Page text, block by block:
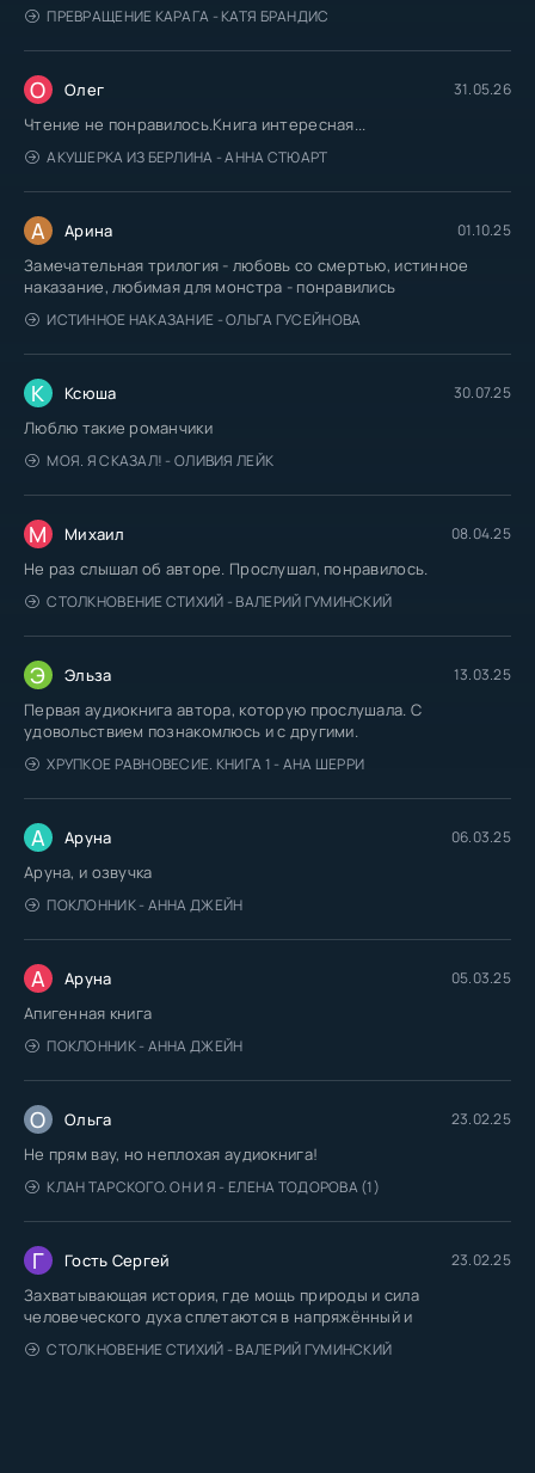
ПРЕВРАЩЕНИЕ КАРАГА - КАТЯ БРАНДИС
О Олег 31.05.26
Чтение не понравилось.Книга интересная...
АКУШЕРКА ИЗ БЕРЛИНА - АННА СТЮАРТ
А Арина 01.10.25
Замечательная трилогия - любовь со смертью, истинное
наказание, любимая для монстра - понравились
ИСТИННОЕ НАКАЗАНИЕ - ОЛЬГА ГУСЕЙНОВА
К Ксюша 30.07.25
Люблю такие романчики
МОЯ. Я СКАЗАЛ! - ОЛИВИЯ ЛЕЙК
М Михаил 08.04.25
Не раз слышал об авторе. Прослушал, понравилось.
СТОЛКНОВЕНИЕ СТИХИЙ - ВАЛЕРИЙ ГУМИНСКИЙ
Э Эльза 13.03.25
Первая аудиокнига автора, которую прослушала. С
удовольствием познакомлюсь и с другими.
ХРУПКОЕ РАВНОВЕСИЕ. КНИГА 1 - АНА ШЕРРИ
А Аруна 06.03.25
Аруна, и озвучка
ПОКЛОННИК - АННА ДЖЕЙН
А Аруна 05.03.25
Апигенная книга
ПОКЛОННИК - АННА ДЖЕЙН
О Ольга 23.02.25
Не прям вау, но неплохая аудиокнига!
КЛАН ТАРСКОГО. ОН И Я - ЕЛЕНА ТОДОРОВА (1)
Г Гость Сергей 23.02.25
Захватывающая история, где мощь природы и сила
человеческого духа сплетаются в напряжённый и
СТОЛКНОВЕНИЕ СТИХИЙ - ВАЛЕРИЙ ГУМИНСКИЙ